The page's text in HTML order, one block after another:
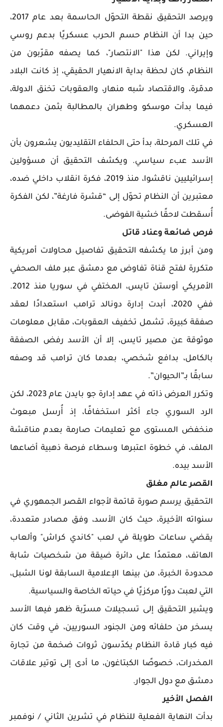
ويرصد التحقيق نقطة التحوّل الحاسمة بعد عام 2017،
حين بدا أن النظام حسم الحرب عسكريًا بدعم روسي
وإيراني. لكن هذا "الانتصار"، كما يصفه مقرّبون من
النظام، كان لحظة بداية الانهيار الحقيقي، إذ كانت البلاد
مدمّرة، والاقتصاد شبه منهار، والعقوبات تخنق الدولة،
فيما بدأت موسكو وطهران بالمطالبة بثمن دعمهما
العسكري.
في تلك المرحلة، بدأ حتى الحلفاء التقليديون يشعرون بأن
الأسد عبء سياسي. ويكشف التحقيق أن مسؤولين
إسرائيليين ناقشوا، منذ 2019، فكرة انقلاب داخلي ضده،
معتبرين أن النظام تحوّل إلى “قشرة فارغة”، لكن الفكرة
أُسقطت لاحقًا خشية الفوضى.
فرص ضائعة وعناد قاتل
ومن أبرز ما يكشفه التحقيق تفاصيل محاولات أمريكية
متكررة لفتح قناة تفاوض مع دمشق عبر ملف الصحفي
الأمريكي أوستن تايس، المختفي في سوريا منذ 2012.
ففي 2020، أبدت إدارة دونالد ترامب استعدادًا لعقد
صفقة كبيرة، تشمل تخفيف العقوبات، مقابل معلومات
موثوقة عن مصير تايس، إلا أن الأسد رفض الصفقة
بالكامل، بدافع شخصي، بعدما كان ترامب قد وصفه
سابقًا بـ”الحيوان”.
وتكرر العرض ذاته في عهد إدارة جو بايدن عام 2023، لكن
الرد السوري جاء أكثر استخفافًا، إذ أُرسل مبعوث
منخفض المستوى مع تعليمات صارمة بعدم مناقشة
الملف، في خطوة اعتبرها وسطاء فرصة ذهبية أضاعها
الأسد بيده.
القصر عالم مغلق
التحقيق يرسم صورة قاتمة لأجواء القصر الجمهوري في
سنواته الأخيرة، حيث كان الأسد، وفق مصادر متعددة،
يقضي ساعات طويلة في لعب "كاندي كراش" وألعاب
الهاتف، معتمدًا على دائرة ضيقة من شخصيات شابة
محدودة الخبرة، من بينها الإعلامية السابقة لونا الشبل،
التي لعبت دورًا مركزيًا في حياته الخاصة والسياسية.
ويشير التحقيق إلى تسجيلات مسرّبة ظهر فيها الأسد
يسخر من حلفائه ومن الجنود السوريين، في وقت كان
فيه كبار قادة النظام يكدّسون ثروات ضخمة من تجارة
المخدرات، خصوصًا الكبتاغون، ما أدى إلى توتير علاقات
دمشق مع دول الجوار.
الفصل الأخير
بدأت النهاية الفعلية للنظام في تشرين الثاني / نوفمبر